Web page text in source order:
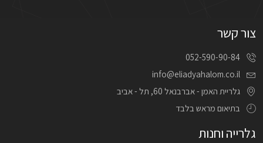
צור קשר
052-590-90-84
info@eliadyahalom.co.il
גלריית האמן - אברבנאל 60, תל - אביב
בתיאום מראש בלבד
גלרייה וחנות